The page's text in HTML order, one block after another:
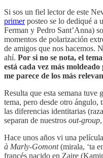
Si sos un fiel lector de este
primerposteo se lo dediqué a
Ferman y Pedro Sant’Anna)
momentos de polarización
de amigos que nos hacemos.
ahí. Por si no se nota, el
está cada vez más
me parece de los más
Resulta que esta semana tuve
tema, pero desde otro ángulo,
las diferencias identitarias
separan de nuestros out-group
Hace unos años vi una
à Marly-Gomont(mirala, ‘ta
francés nacido en Zaire